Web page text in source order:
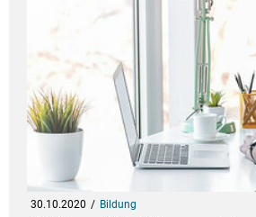
30.10.2020 Bildung